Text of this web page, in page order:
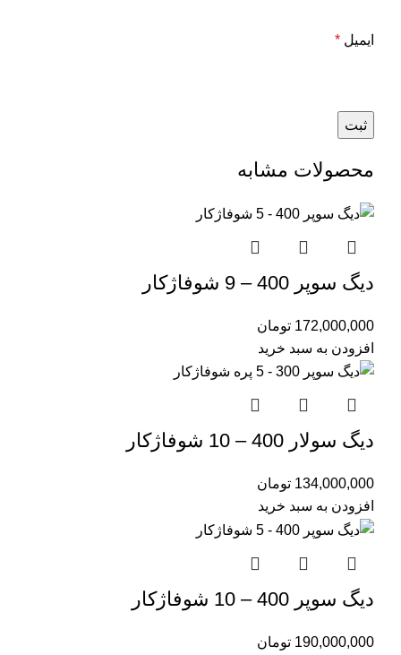
ایمیل *
محصولات مشابه
دیگ سوپر 400 – 9 شوفاژکار
172,000,000 تومان
افزودن به سبد خرید
دیگ سولار 400 – 10 شوفاژکار
134,000,000 تومان
افزودن به سبد خرید
دیگ سوپر 400 – 10 شوفاژکار
190,000,000 تومان